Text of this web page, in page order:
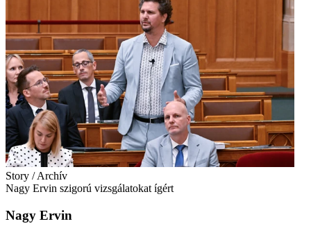
Story / Archív
Nagy Ervin szigorú vizsgálatokat ígért
Nagy Ervin